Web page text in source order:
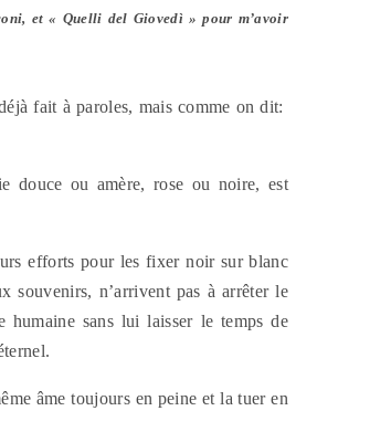
et « Quelli del Giovedì » pour m’avoir
fait à paroles, mais comme on dit:
douce ou amère, rose ou noire, est
efforts pour les fixer noir sur blanc
souvenirs, n’arrivent pas à arrêter le
humaine sans lui laisser le temps de
âme toujours en peine et la tuer en